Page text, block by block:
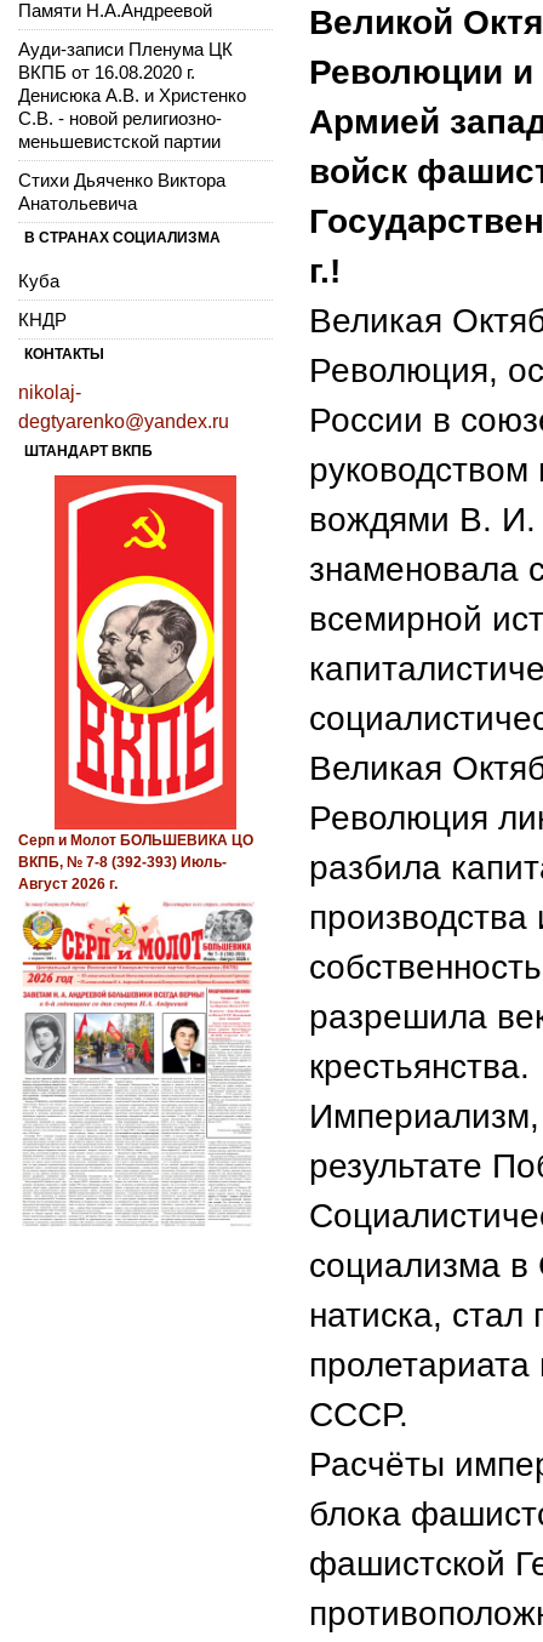
Великой
Революции и
Армией
войск
г.!
Великая
Революция,
России в
вождями В.
знаменовала
всемирной
Великая
Революция
разбила
разрешила
крестьянства.
Империализм,
результате
социализма
натиска, стал
СССР.
Расчёты
блока
фашистской
Памяти Н.А.Андреевой
Ауди-записи Пленума ЦК
ВКПБ от 16.08.2020 г.
Денисюка А.В. и Христенко
С.В. - новой религиозно-
меньшевистской партии
Стихи Дьяченко Виктора
Анатольевича
В СТРАНАХ СОЦИАЛИЗМА
Куба
КНДР
КОНТАКТЫ
nikolaj-
degtyarenko@yandex.ru
ШТАНДАРТ ВКПБ
Серп и Молот БОЛЬШЕВИКА ЦО
ВКПБ, № 7-8 (392-393) Июль-
Август 2026 г.